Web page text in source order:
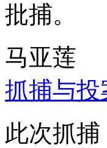
批捕。
马亚莲
抓捕与投
此次抓